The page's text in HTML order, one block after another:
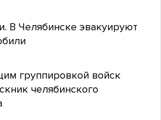
В Челябинске эвакуируют
группировкой войск
челябинского